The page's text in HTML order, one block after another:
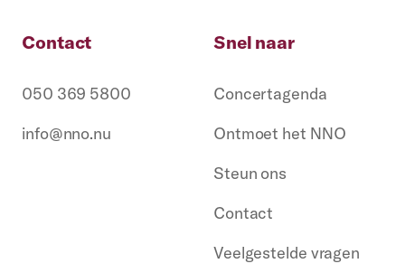
Contact
050 369 5800
info@nno.nu
Snel naar
Concertagenda
Ontmoet het NNO
Steun ons
Contact
Veelgestelde vragen